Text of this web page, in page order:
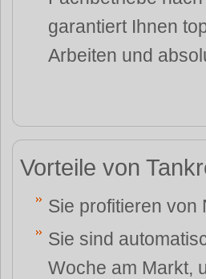
garantiert Ihnen
Arbeiten und
Vorteile von
Sie profitieren von
Sie sind
Woche am Markt,